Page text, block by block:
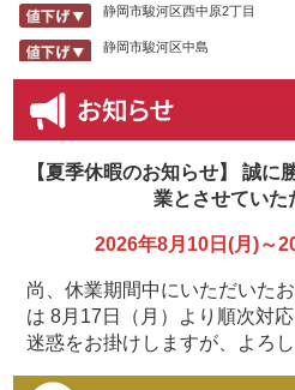
静岡市駿河区西中原2丁目
静岡市駿河区中島
静岡市清水区千歳町
静岡市駿河区中田4丁目
静岡市駿河区中田3丁目
【夏季休暇のお知らせ】
誠に
業とさせていた
2026年8月10日(月)～
尚、休業期間中にいただいた
は 8月17日（月）より順次対
迷惑をお掛けしますが、よろ